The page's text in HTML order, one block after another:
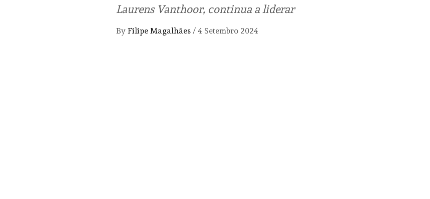
Laurens Vanthoor, continua a liderar
By Filipe Magalhães / 4 Setembro 2024